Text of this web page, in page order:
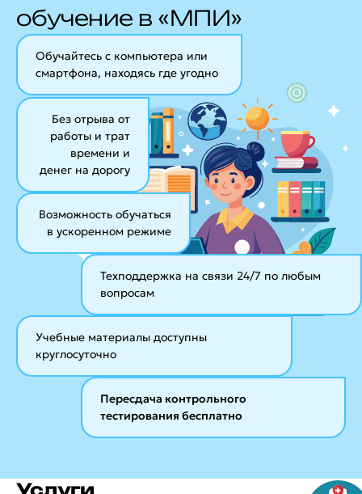
обучение в «МПИ»
Обучайтесь с компьютера или
смартфона, находясь где угодно
Возможность обучаться
в ускоренном режиме
Без отрыва от
работы и трат
времени и
денег на дорогу
Техподдержка на связи 24/7 по любым
вопросам
Учебные материалы доступны
круглосуточно
Пересдача контрольного
тестирования бесплатно
Услуги